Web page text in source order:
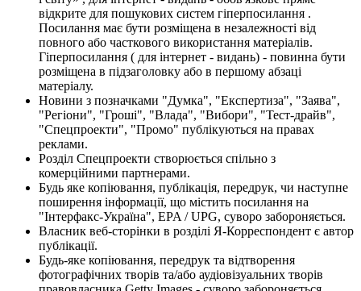
відкрите для пошукових систем гіперпосилання .
Посилання має бути розміщена в незалежності від
повного або часткового використання матеріалів.
Гіперпосилання ( для інтернет - видань) - повинна бути
розміщена в підзаголовку або в першому абзаці
матеріалу.
Новини з позначками "Думка", "Експертиза", "Заява",
"Регіони", "Гроші", "Влада", "Вибори", "Тест-драйв",
"Спецпроекти", "Промо" публікуються на правах
реклами.
Розділ Спецпроекти створюється спільно з
комерційними партнерами.
Будь яке копіювання, публікація, передрук, чи наступне
поширення інформації, що містить посилання на
"Інтерфакс-Україна", EPA / UPG, суворо забороняється.
Власник веб-сторінки в розділі Я-Корреспондент є автор
публікації.
Будь-яке копіювання, передрук та відтворення
фотографічних творів та/або аудіовізуальних творів